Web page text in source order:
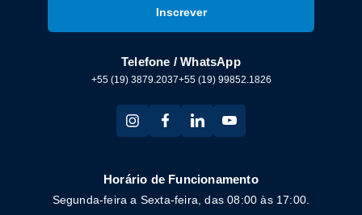
Telefone / WhatsApp
+55 (19) 3879.2037+55 (19) 99852.1826
Horário de Funcionamento
Segunda-feira a Sexta-feira, das 08:00 às 17:00.